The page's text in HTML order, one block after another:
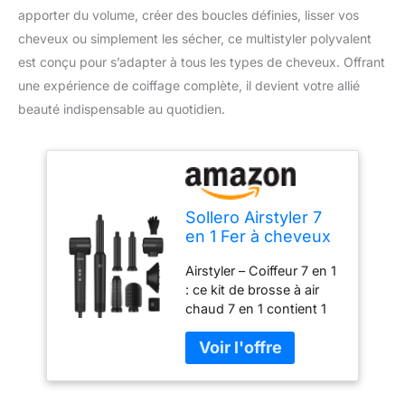
apporter du volume, créer des boucles définies, lisser vos
cheveux ou simplement les sécher, ce multistyler polyvalent
est conçu pour s’adapter à tous les types de cheveux. Offrant
une expérience de coiffage complète, il devient votre allié
beauté indispensable au quotidien.
Sollero Airstyler 7
en 1 Fer à cheveux
chaud Multistyler
pour le volume, les
boucles, le lissage
et le séchage Idéal
pour tous les types
de cheveux
Airstyler – Coiffeur 7 en 1
: ce kit de brosse à air
chaud 7 en 1 contient 1
cheveux à brosse ronde,
2 fers à friser d'air, 1
brosse à lisser, 1